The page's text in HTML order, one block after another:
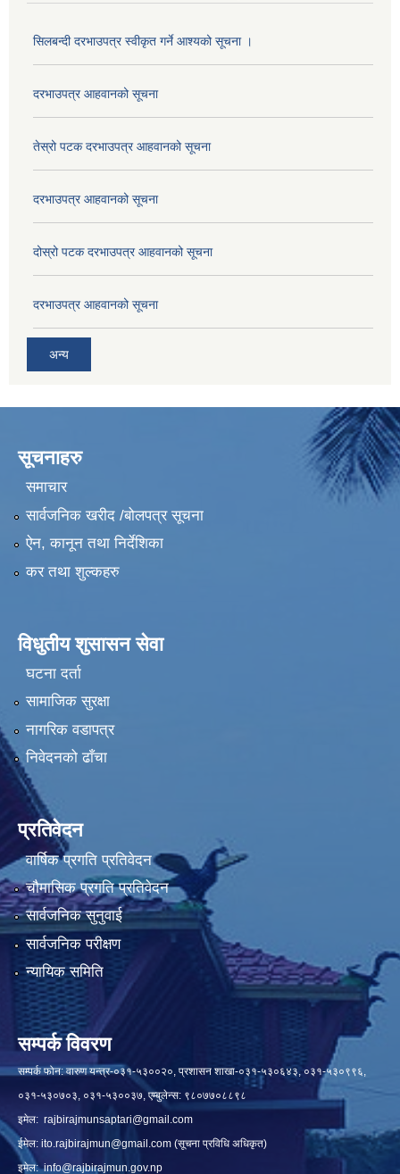
सिलबन्दी दरभाउपत्र स्वीकृत गर्ने आश्यको सूचना ।
दरभाउपत्र आहवानको सूचना
तेस्रो पटक दरभाउपत्र आहवानको सूचना
दरभाउपत्र आहवानको सूचना
दोस्रो पटक दरभाउपत्र आहवानको सूचना
दरभाउपत्र आहवानको सूचना
अन्य
सूचनाहरु
समाचार
सार्वजनिक खरीद /बोलपत्र सूचना
ऐन, कानून तथा निर्देशिका
कर तथा शुल्कहरु
विधुतीय शुसासन सेवा
घटना दर्ता
सामाजिक सुरक्षा
नागरिक वडापत्र
निवेदनको ढाँचा
प्रतिवेदन
वार्षिक प्रगति प्रतिवेदन
चौमासिक प्रगति प्रतिवेदन
सार्वजनिक सुनुवाई
सार्वजनिक परीक्षण
न्यायिक समिति
सम्पर्क विवरण
सम्पर्क फोन: वारुण यन्त्र-०३१-५३००२०, प्रशासन शाखा-०३१-५३०६४३, ०३१-५३०९९६,
०३१-५३०७०३, ०३१-५३००३७, एम्बुलेन्स: ९८०७७०८८९८
इमेल: rajbirajmunsaptari@gmail.com
ईमेल: ito.rajbirajmun@gmail.com (सूचना प्रविधि अधिकृत)
इमेल:info@rajbirajmun.gov.np